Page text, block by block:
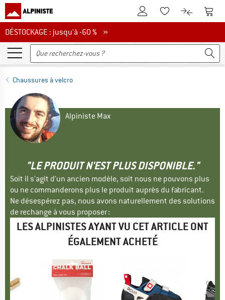
Vers le compte client
Vers la liste
Vers le
DÉSTOCKAGE : jusqu'à -60 %
DÉSTOCKAGE : jusqu'à -60 % »
Chaussures à velcro
Alpiniste Max
"LE PRODUIT N'EST PLUS DISPONIBLE."
Soit il s'agit d'un ancien modèle, soit nous ne pouvons plus
ou ne commanderons plus le produit auprès du fabricant.
Ne désespérez pas, nous avons naturellement des solutions
de rechange à vous proposer :
LES ALPINISTES AYANT VU CET ARTICLE ONT
ÉGALEMENT ACHETÉ